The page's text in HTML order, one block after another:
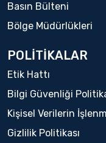
Basın Bülteni
Bölge Müdürlükleri
POLİTİKALAR
Etik Hattı
Bilgi Güvenliği
Kişisel Verilerin
Gizlilik Politikası